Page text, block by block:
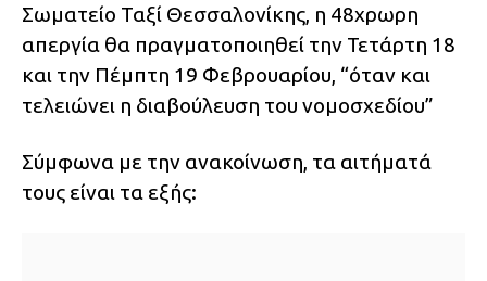
Σωματείο Ταξί Θεσσαλονίκης, η 48χρωρη
απεργία θα πραγματοποιηθεί την Τετάρτη 18
και την Πέμπτη 19 Φεβρουαρίου, “όταν και
τελειώνει η διαβούλευση του νομοσχεδίου”
Σύμφωνα με την ανακοίνωση, τα αιτήματά
τους είναι τα εξής: